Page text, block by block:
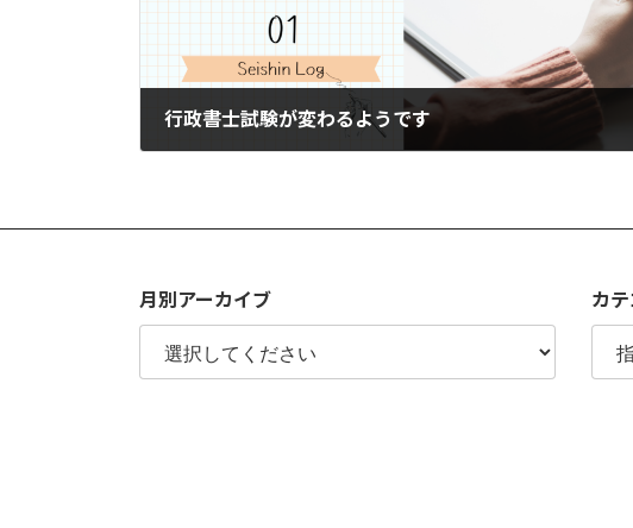
行政書士試験が変わるようです
月別アーカイブ カ